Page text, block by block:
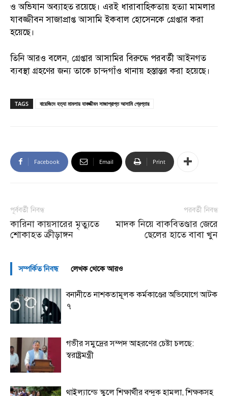
ও অভিযান অব্যাহত রয়েছে। এরই ধারাবাহিকতায় হত্যা মামলার
যাবজ্জীবন সাজাপ্রাপ্ত আসামি ইকবাল হোসেনকে গ্রেপ্তার করা
হয়েছে।
তিনি আরও বলেন, গ্রেপ্তার আসামির বিরুদ্ধে পরবর্তী আইনগত
ব্যবস্থা গ্রহণের জন্য তাকে চান্দগাঁও থানায় হস্তান্তর করা হয়েছে।
TAGS বায়েজিদে হত্যা মামলায় যাবজ্জীবন সাজাপ্রাপ্ত আসামি গ্রেপ্তার
Facebook Email Print
পূর্ববর্তী নিবন্ধ
কারিনা কায়সারের মৃত্যুতে
শোকাহত ক্রীড়াঙ্গন
পরবর্তী নিবন্ধ
মাদক নিয়ে বাকবিতণ্ডার জেরে
ছেলের হাতে বাবা খুন
সম্পর্কিত নিবন্ধ লেখক থেকে আরও
বনানীতে নাশকতামূলক কর্মকাণ্ডের অভিযোগে আটক
৭
গভীর সমুদ্রের সম্পদ আহরণের চেষ্টা চলছে:
স্বরাষ্ট্রমন্ত্রী
থাইল্যান্ডে স্কুলে শিক্ষার্থীর বন্দুক হামলা, শিক্ষকসহ